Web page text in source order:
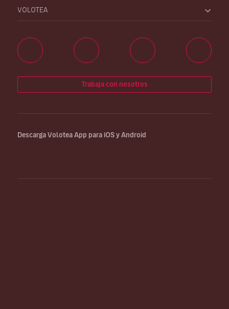
VOLOTEA
Trabaja con nosotros
Descarga Volotea App para iOS y Android